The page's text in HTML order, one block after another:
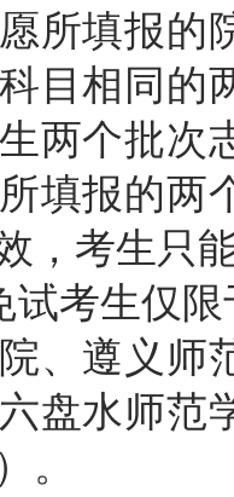
所填报的
目相同的
两个批次
填报的两
，考生只
试考生仅
、遵义师
盘水师范
。